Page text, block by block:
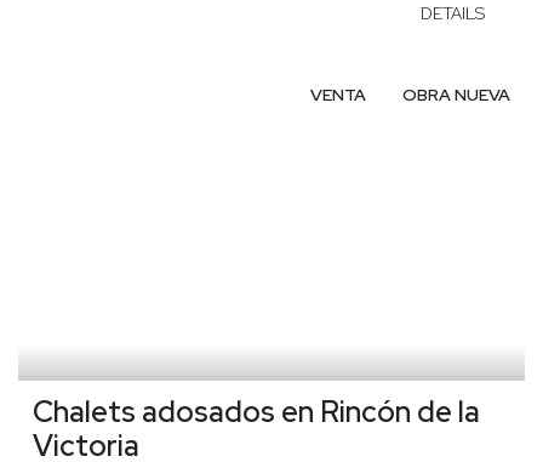
DETAILS
OBRA NUEVA
VENTA
Chalets adosados en Rincón de la
Victoria